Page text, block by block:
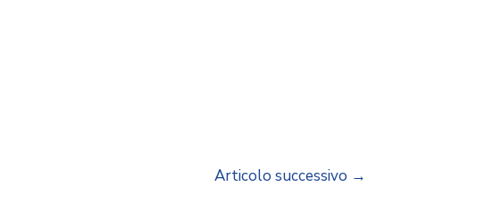
Articolo successivo →